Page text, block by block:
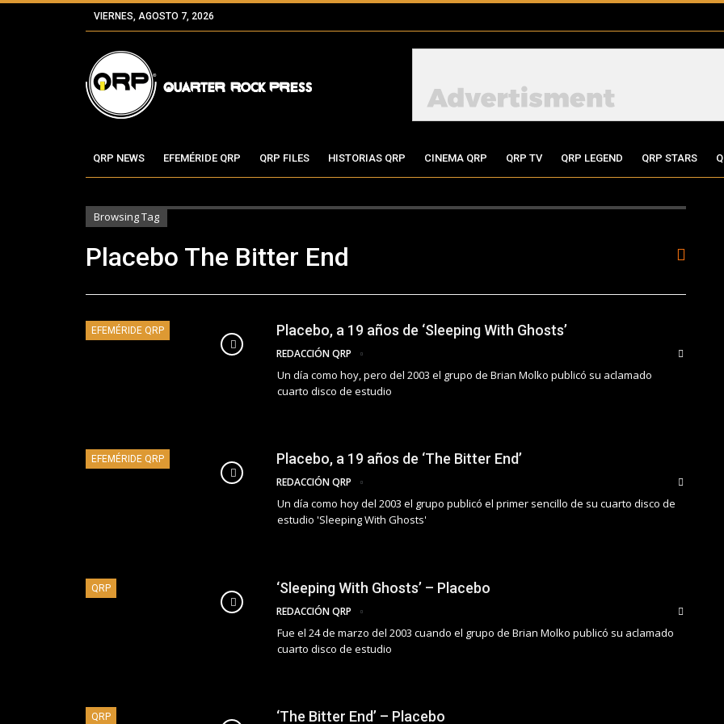
VIERNES, AGOSTO 7, 2026
QRP NEWS EFEMÉRIDE QRP QRP FILES HISTORIAS QRP CINEMA QRP QRP TV QRP LEGEND QRP STARS
Browsing Tag
Placebo The Bitter End
EFEMÉRIDE QRP Placebo, a 19 años de ‘Sleeping With Ghosts’
REDACCIÓN QRP
Un día como hoy, pero del 2003 el grupo de Brian Molko publicó su aclamado
cuarto disco de estudio
EFEMÉRIDE QRP Placebo, a 19 años de ‘The Bitter End’
REDACCIÓN QRP
Un día como hoy del 2003 el grupo publicó el primer sencillo de su cuarto disco de
estudio 'Sleeping With Ghosts'
QRP ‘Sleeping With Ghosts’ – Placebo
REDACCIÓN QRP
Fue el 24 de marzo del 2003 cuando el grupo de Brian Molko publicó su aclamado
cuarto disco de estudio
QRP ‘The Bitter End’ – Placebo